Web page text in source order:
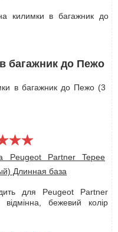
килимки в багажник до
багажник до Пежо
в багажник до Пежо (3
Peugeot Partner Tepee
Длинная база
для Peugeot Partner
відмінна, бежевий колір